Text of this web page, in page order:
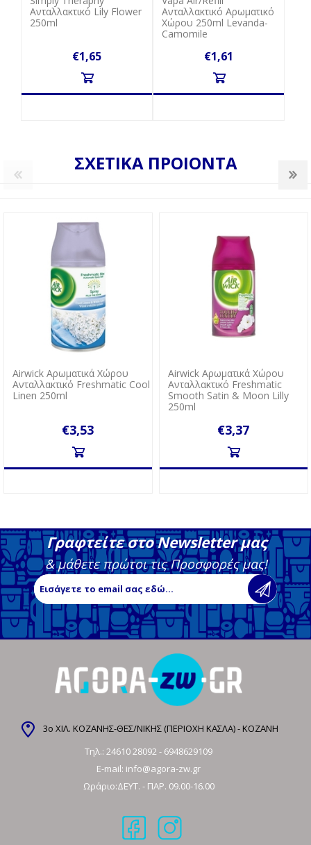
Ανταλλακτικό Lily Flower
250ml
€1,65
Aνταλλακτικό Aρωματικό
Xώρου 250ml Levanda-
Camomile
€1,61
ΣΧΕΤΙΚΑ ΠΡΟΙΟΝΤΑ
Airwick Αρωματικά Χώρου
Ανταλλακτικό Freshmatic Cool
Linen 250ml
€3,53
Airwick Αρωματικά Χώρου
Ανταλλακτικό Freshmatic
Smooth Satin & Moon Lilly
250ml
€3,37
Γραφτείτε στο Newsletter μας
& μάθετε πρώτοι τις Προσφορές μας!
3ο ΧΙΛ. ΚΟΖΑΝΗΣ-ΘΕΣ/ΝΙΚΗΣ (ΠΕΡΙΟΧΗ ΚΑΣΛΑ) - ΚΟΖΑΝΗ
Τηλ.: 24610 28092- 6948629109
E-mail: info@agora-zw.gr
Ωράριο:ΔΕΥΤ. - ΠΑΡ. 09.00-16.00